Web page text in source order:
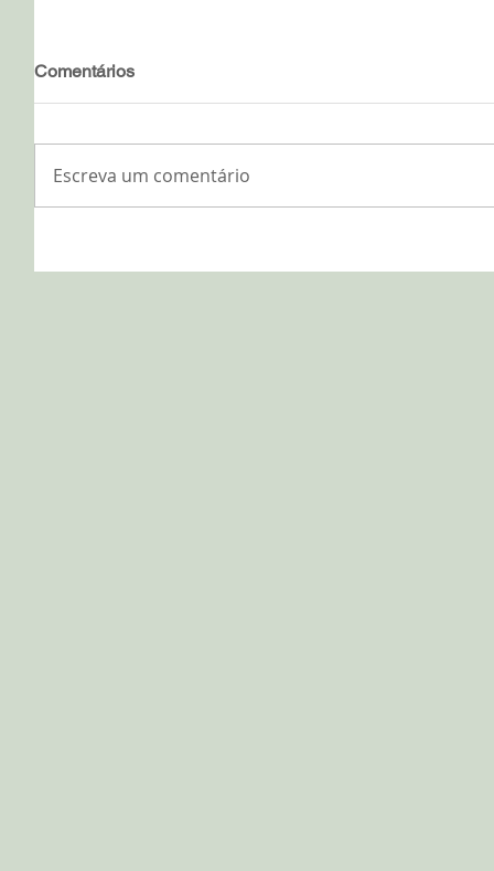
Comentários
Escreva um comentário